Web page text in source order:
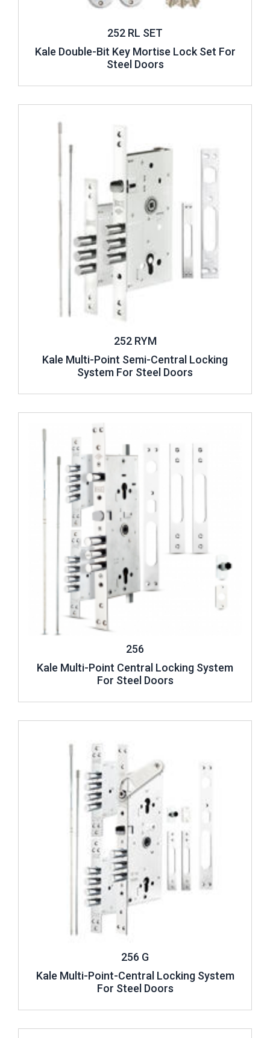
252 RL SET
Kale Double-Bit Key Mortise Lock Set For
Steel Doors
252 RYM
Kale Multi-Point Semi-Central Locking
System For Steel Doors
256
Kale Multi-Point Central Locking System
For Steel Doors
256 G
Kale Multi-Point-Central Locking System
For Steel Doors